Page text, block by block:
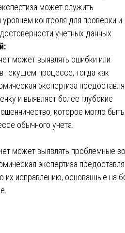
может служить
контроля для проверки и
учетных данных.
может выявлять ошибки или
текущем процессе, тогда как
экспертиза
и выявляет более глубокие
которое могло быть
обычного учета.
может выявлять проблемные
экспертиза
их исправлению, основанные на